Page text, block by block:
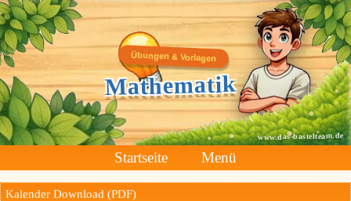
Übungen & Vorlagen
Mathematik
www.das-bastelteam.de
Startseite Menü
Kalender Download (PDF)